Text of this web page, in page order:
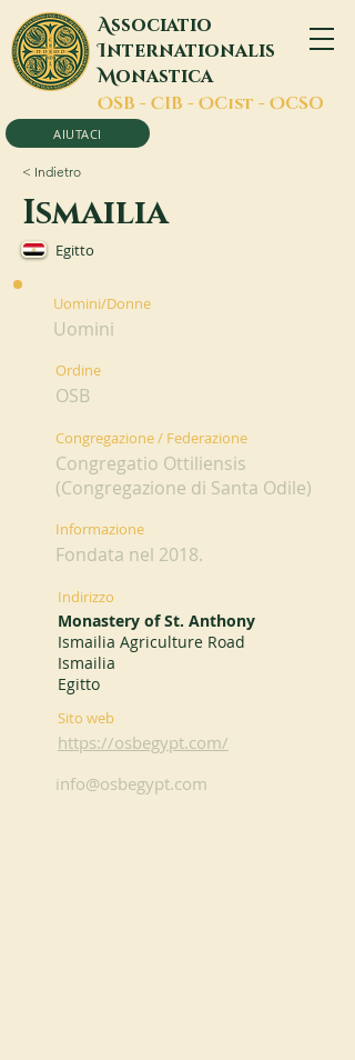
Associatio
Internationalis
Monastica
OSB - CIB - OCist - OCSO
AIUTACI
< Indietro
Ismailia
Egitto
Uomini/Donne
Uomini
Ordine
OSB
Congregazione / Federazione
Congregatio Ottiliensis
(Congregazione di Santa Odile)
Informazione
Fondata nel 2018.
Indirizzo
Monastery of St. Anthony
Ismailia Agriculture Road
Ismailia
Egitto
Sito web
https://osbegypt.com/
info@osbegypt.com